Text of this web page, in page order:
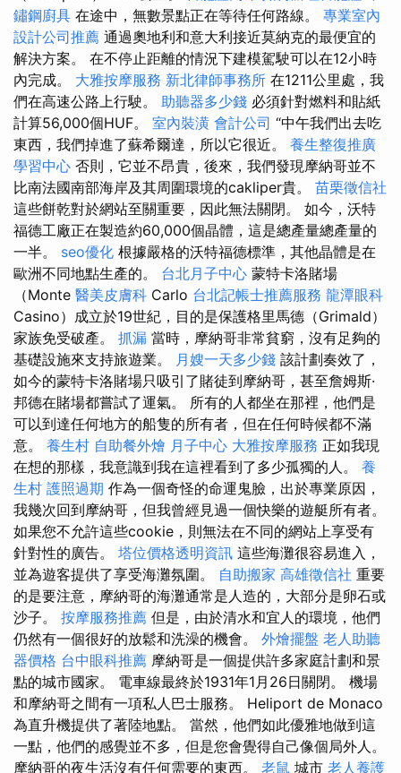
鏽鋼廚具 在途中，無數景點正在等待任何路線。 專業室內
設計公司推薦 通過奧地利和意大利接近莫納克的最便宜的
解決方案。 在不停止距離的情況下建模駕駛可以在12小時
內完成。 大雅按摩服務 新北律師事務所 在1211公里處，我
們在高速公路上行駛。 助聽器多少錢 必須針對燃料和貼紙
計算56,000個HUF。 室內裝潢 會計公司 “中午我們出去吃
東西，我們掉進了蘇希爾達，所以它很近。 養生整復推廣
學習中心 否則，它並不昂貴，後來，我們發現摩納哥並不
比南法國南部海岸及其周圍環境的cakliper貴。 苗栗徵信社
這些餅乾對於網站至關重要，因此無法關閉。 如今，沃特
福德工廠正在製造約60,000個晶體，這是總產量總產量的
一半。 seo優化 根據嚴格的沃特福德標準，其他晶體是在
歐洲不同地點生產的。 台北月子中心 蒙特卡洛賭場
（Monte 醫美皮膚科 Carlo 台北記帳士推薦服務 龍潭眼科
Casino）成立於19世紀，目的是保護格里馬德（Grimald）
家族免受破產。 抓漏 當時，摩納哥非常貧窮，沒有足夠的
基礎設施來支持旅遊業。 月嫂一天多少錢 該計劃奏效了，
如今的蒙特卡洛賭場只吸引了賭徒到摩納哥，甚至詹姆斯·
邦德在賭場都嘗試了運氣。 所有的人都坐在那裡，他們是
可以到達任何地方的船隻的所有者，但在任何時候都不滿
意。 養生村 自助餐外燴 月子中心 大雅按摩服務 正如我現
在想的那樣，我意識到我在這裡看到了多少孤獨的人。 養
生村 護照過期 作為一個奇怪的命運鬼臉，出於專業原因，
我幾次回到摩納哥，但我曾經見過一個快樂的遊艇所有者。
如果您不允許這些cookie，則無法在不同的網站上享受有
針對性的廣告。 塔位價格透明資訊 這些海灘很容易進入，
並為遊客提供了享受海灘氛圍。 自助搬家 高雄徵信社 重要
的是要注意，摩納哥的海灘通常是人造的，大部分是卵石或
沙子。 按摩服務推薦 但是，由於清水和宜人的環境，他們
仍然有一個很好的放鬆和洗澡的機會。 外燴擺盤 老人助聽
器價格 台中眼科推薦 摩納哥是一個提供許多家庭計劃和景
點的城市國家。 電車線最終於1931年1月26日關閉。 機場
和摩納哥之間有一項私人巴士服務。 Heliport de Monaco
為直升機提供了著陸地點。 當然，他們如此優雅地做到這
一點，他們的感覺並不多，但是您會覺得自己像個局外人。
摩納哥的夜生活沒有任何需要的東西。 老鼠 城市 老人養護